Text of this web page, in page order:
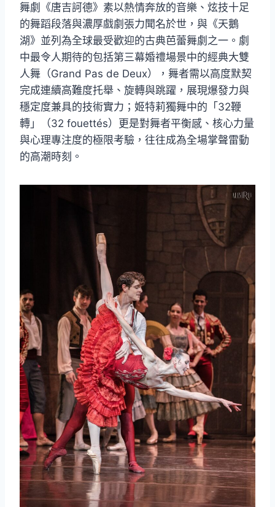
舞劇《唐吉訶德》素以熱情奔放的音樂、炫技十足
的舞蹈段落與濃厚戲劇張力聞名於世，與《天鵝
湖》並列為全球最受歡迎的古典芭蕾舞劇之一。劇
中最令人期待的包括第三幕婚禮場景中的經典大雙
人舞（Grand Pas de Deux），舞者需以高度默契
完成連續高難度托舉、旋轉與跳躍，展現爆發力與
穩定度兼具的技術實力；姬特莉獨舞中的「32鞭
轉」（32 fouettés）更是對舞者平衡感、核心力量
與心理專注度的極限考驗，往往成為全場掌聲雷動
的高潮時刻。